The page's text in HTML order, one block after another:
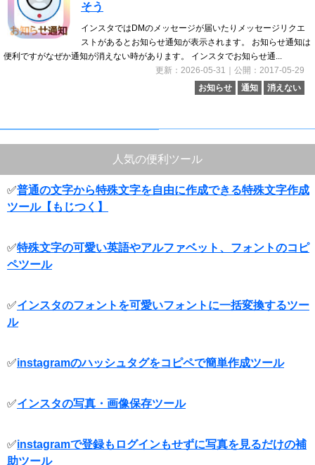
そう
インスタではDMのメッセージが届いたりメッセージリクエ
ストがあるとお知らせ通知が表示されます。 お知らせ通知は
便利ですがなぜか通知が消えない時があります。 インスタでお知らせ通...
更新：2026-05-31｜公開：2017-05-29
お知らせ
通知 消えない
人気の便利ツール
✅普通の文字から特殊文字を自由に作成できる特殊文字作成
ツール【もじつく】
✅特殊文字の可愛い英語やアルファベット、フォントのコピ
ペツール
✅インスタのフォントを可愛いフォントに一括変換するツー
ル
✅instagramのハッシュタグをコピペで簡単作成ツール
✅インスタの写真・画像保存ツール
✅instagramで登録もログインもせずに写真を見るだけの補
助ツール